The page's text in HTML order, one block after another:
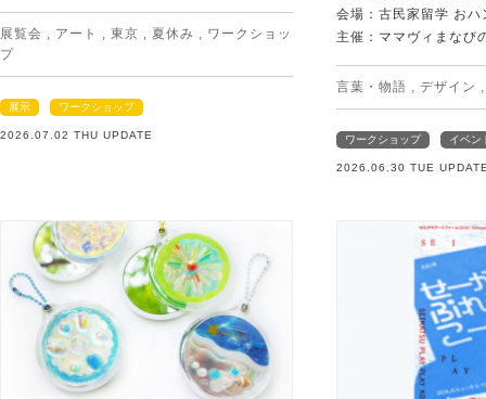
展覧会 アート 東京 夏休み
ワークショッ
プ
展示 ワークショップ
2026.07.02 THU UPDATE
会場：古民家留学 おハ
主催：ママヴィまなび
言葉・物語 デザイン
ワークショップ イベン
2026.06.30 TUE